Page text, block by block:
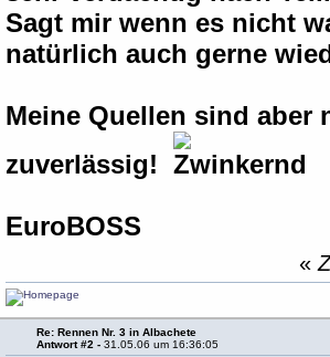
Sagt mir wenn es nicht
natürlich auch gerne
Meine Quellen sind
zuverlässig!
EuroBOSS
«
Re: Rennen Nr. 3 in Albachete
Antwort #2 -31.05.06 um 16:36:05